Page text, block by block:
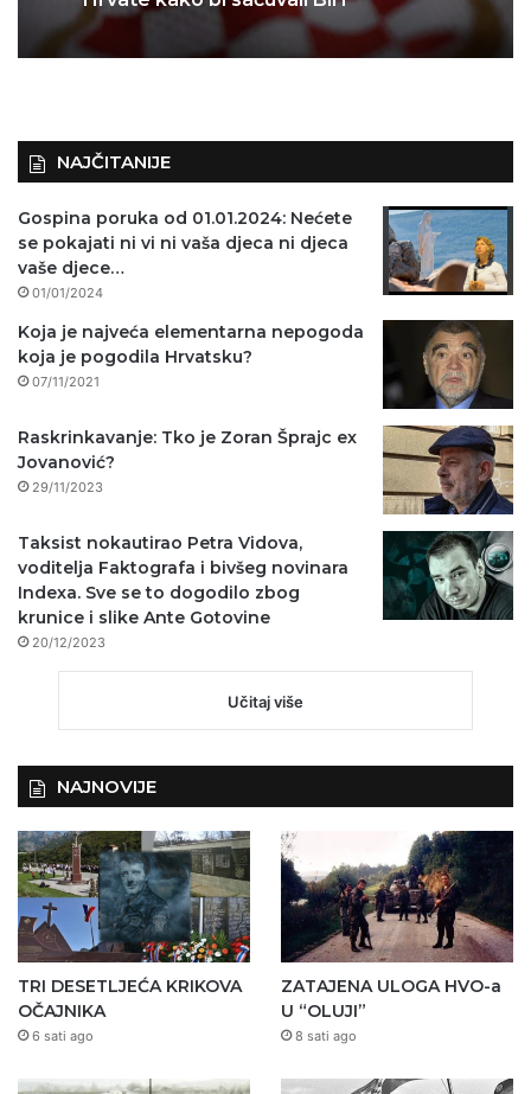
Hrvate kako bi sačuvali BiH
zemlja bi osudila svoje generale
NAJČITANIJE
Gospina poruka od 01.01.2024: Nećete
se pokajati ni vi ni vaša djeca ni djeca
vaše djece…
01/01/2024
Koja je najveća elementarna nepogoda
koja je pogodila Hrvatsku?
07/11/2021
Raskrinkavanje: Tko je Zoran Šprajc ex
Jovanović?
29/11/2023
Taksist nokautirao Petra Vidova,
voditelja Faktografa i bivšeg novinara
Indexa. Sve se to dogodilo zbog
krunice i slike Ante Gotovine
20/12/2023
Učitaj više
NAJNOVIJE
TRI DESETLJEĆA KRIKOVA
OČAJNIKA
6 sati ago
ZATAJENA ULOGA HVO-a
U “OLUJI”
8 sati ago